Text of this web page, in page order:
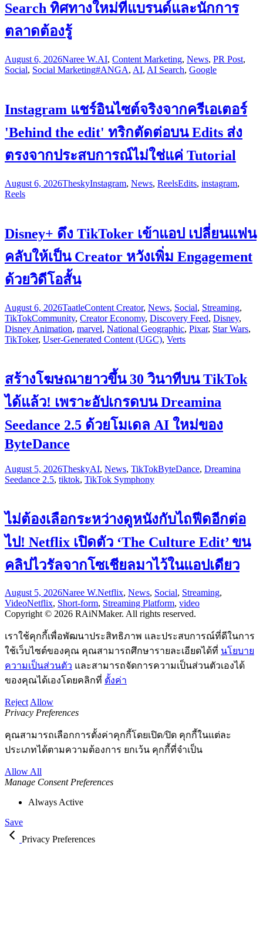
Search ทิศทางใหม่ที่แบรนด์และนักการ
ตลาดต้องรู้
August 6, 2026Naree W.AI, Content Marketing, News, PR Post,
Social, Social Marketing#ANGA, AI, AI Search, Google
Instagram แชร์อินไซต์จริงจากครีเอเตอร์
'Behind the edit' ทริกตัดต่อบน Edits ส่ง
ตรงจากประสบการณ์ไม่ใช่แค่ Tutorial
August 6, 2026TheskyInstagram, News, ReelsEdits, instagram,
Reels
Disney+ ดึง TikToker เข้าแอป เปลี่ยนแฟน
คลับให้เป็น Creator หวังเพิ่ม Engagement
ด้วยวิดีโอสั้น
August 6, 2026TaatleContent Creator, News, Social, Streaming,
TikTokCommunity, Creator Economy, Discovery Feed, Disney,
Disney Animation, marvel, National Geographic, Pixar, Star Wars,
TikToker, User-Generated Content (UGC), Verts
สร้างโฆษณายาวขึ้น 30 วินาทีบน TikTok
ได้แล้ว! เพราะอัปเกรดบน Dreamina
Seedance 2.5 ด้วยโมเดล AI ใหม่ของ
ByteDance
August 5, 2026TheskyAI, News, TikTokByteDance, Dreamina
Seedance 2.5, tiktok, TikTok Symphony
ไม่ต้องเลือกระหว่างดูหนังกับไถฟีดอีกต่อ
ไป! Netflix เปิดตัว ‘The Culture Edit’ ขน
คลิปไวรัลจากโซเชียลมาไว้ในแอปเดียว
August 5, 2026Naree W.Netflix, News, Social, Streaming,
VideoNetflix, Short-form, Streaming Platform, video
Copyright © 2026 RAiNMaker. All rights reserved.
เราใช้คุกกี้เพื่อพัฒนาประสิทธิภาพ และประสบการณ์ที่ดีในการ
ใช้เว็บไซต์ของคุณ คุณสามารถศึกษารายละเอียดได้ที่ นโยบาย
ความเป็นส่วนตัว และสามารถจัดการความเป็นส่วนตัวเองได้
ของคุณได้เองโดยคลิกที่ ตั้งค่า
RejectAllow
Privacy Preferences
คุณสามารถเลือกการตั้งค่าคุกกี้โดยเปิด/ปิด คุกกี้ในแต่ละ
ประเภทได้ตามความต้องการ ยกเว้น คุกกี้ที่จำเป็น
Allow All
Manage Consent Preferences
Always Active
Save
Privacy Preferences